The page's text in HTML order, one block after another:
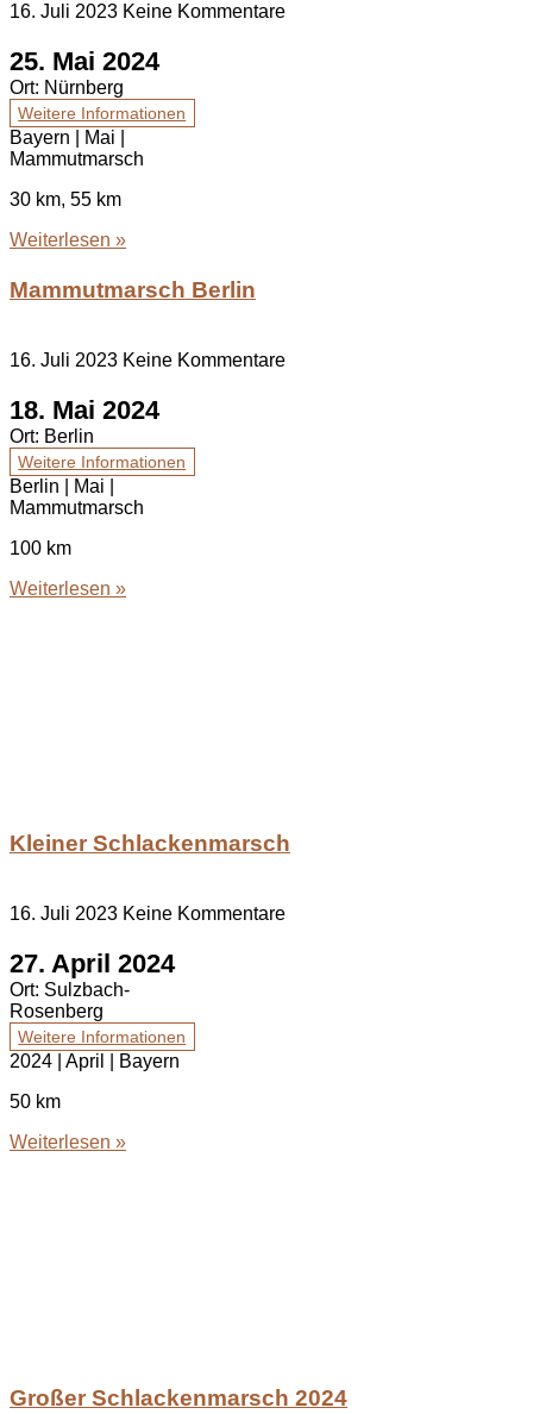
16. Juli 2023 Keine Kommentare
25. Mai 2024
Ort: Nürnberg
Weitere Informationen
Bayern | Mai |
Mammutmarsch
30 km, 55 km
Weiterlesen »
Mammutmarsch Berlin
16. Juli 2023 Keine Kommentare
18. Mai 2024
Ort: Berlin
Weitere Informationen
Berlin | Mai |
Mammutmarsch
100 km
Weiterlesen »
Kleiner Schlackenmarsch
16. Juli 2023 Keine Kommentare
27. April 2024
Ort: Sulzbach-
Rosenberg
Weitere Informationen
2024 | April | Bayern
50 km
Weiterlesen »
Großer Schlackenmarsch 2024